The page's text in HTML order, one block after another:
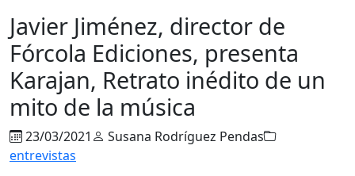
Javier Jiménez, director de
Fórcola Ediciones, presenta
Karajan, Retrato inédito de un
mito de la música
23/03/2021
Susana Rodríguez Pendas
entrevistas